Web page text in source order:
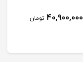
40,900,000 تومان